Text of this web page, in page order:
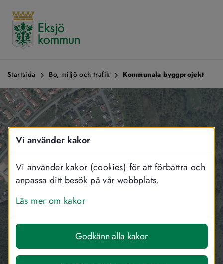
Vi använder kakor
Vi använder kakor (cookies) för att förbättra och
anpassa ditt besök på vår webbplats.
Läs mer om kakor
Godkänn alla kakor
Startsida Bo, miljö och trafik Kommunala byggprojekt